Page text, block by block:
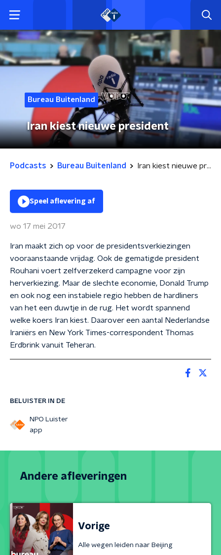
Bureau Buitenland
Iran kiest nieuwe president
Podcasts Bureau Buitenland Iran kiest nieuwe president
BELUISTER IN DE
NPO Luister
app
Speel aflevering af
wo 17 mei 2017
Iran maakt zich op voor de presidentsverkiezingen
vooraanstaande vrijdag. Ook de gematigde president
Rouhani voert zelfverzekerd campagne voor zijn
herverkiezing. Maar de slechte economie, Donald Trump
en ook nog een instabiele regio hebben de hardliners
van het een duwtje in de rug. Het wordt spannend
welke koers Iran kiest. Daarover een aantal Nederlandse
Iraniërs en New York Times-correspondent Thomas
Erdbrink vanuit Teheran.
Andere afleveringen
Vorige
Alle wegen leiden naar Beijing